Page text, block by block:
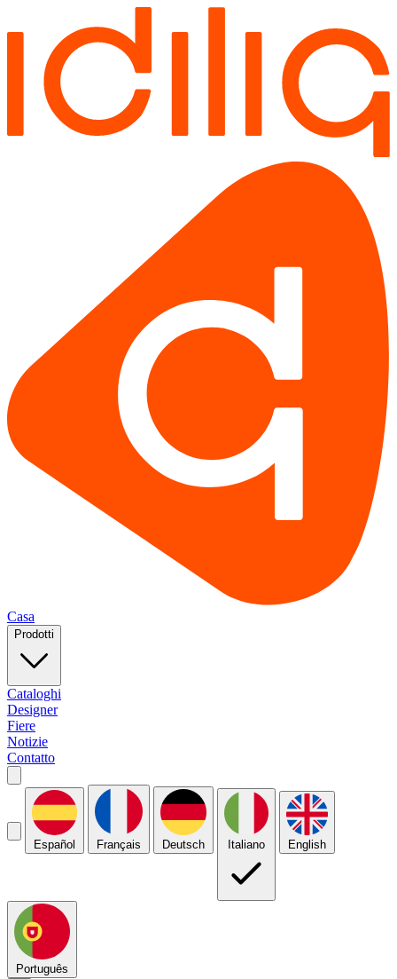
Casa
Prodotti
Cataloghi
Designer
Fiere
Notizie
Contatto
Español Français Deutsch Italiano English
Português